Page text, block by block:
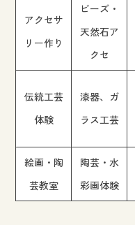
アクセサ
リー作り
ビーズ・
天然石ア
クセ
伝統工芸
体験
漆器、ガ
ラス工芸
絵画・陶
芸教室
陶芸・水
彩画体験